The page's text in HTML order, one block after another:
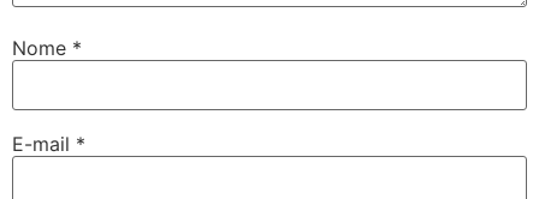
Nome *
E-mail *